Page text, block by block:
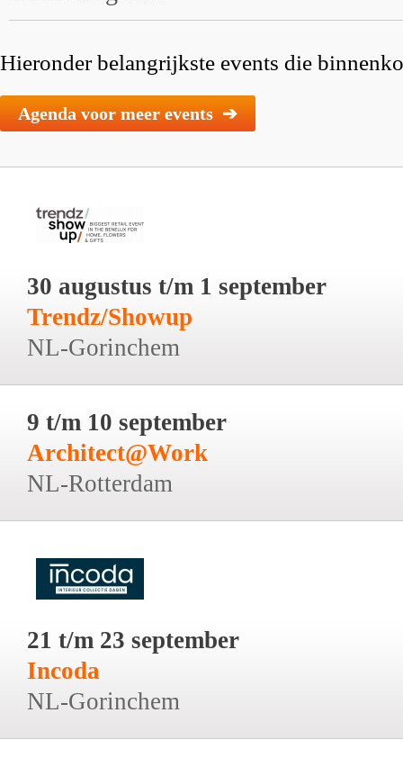
Hieronder belangrijkste events die
Agenda voor meer events ➔
30 augustus t/m 1 september
Trendz/Showup
NL-Gorinchem
9 t/m 10 september
Architect@Work
NL-Rotterdam
21 t/m 23 september
Incoda
NL-Gorinchem